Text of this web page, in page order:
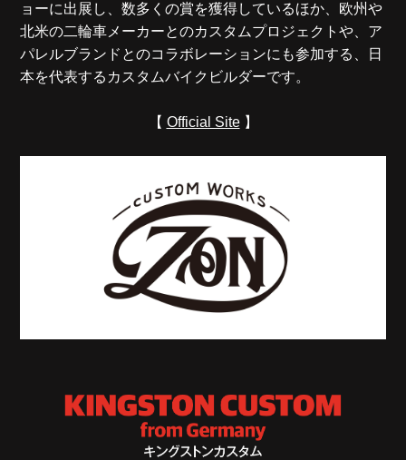
ョーに出展し、数多くの賞を獲得しているほか、欧州や
北米の二輪車メーカーとのカスタムプロジェクトや、ア
パレルブランドとのコラボレーションにも参加する、日
本を代表するカスタムバイクビルダーです。
【 Official Site】